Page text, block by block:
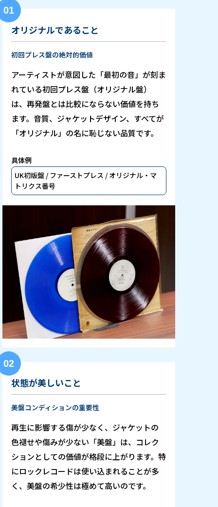
01
オリジナルであること
初回プレス盤の絶対的価値
アーティストが意図した「最初の音」が刻ま
れている初回プレス盤（オリジナル盤）
は、再発盤とは比較にならない価値を持ち
ます。音質、ジャケットデザイン、すべてが
「オリジナル」の名に恥じない品質です。
具体例
UK初版盤 / ファーストプレス / オリジナル・マ
トリクス番号
02
状態が美しいこと
美盤コンディションの重要性
再生に影響する傷が少なく、ジャケットの
色褪せや傷みが少ない「美盤」は、コレク
ションとしての価値が格段に上がります。特
にロックレコードは使い込まれることが多
く、美盤の希少性は極めて高いのです。